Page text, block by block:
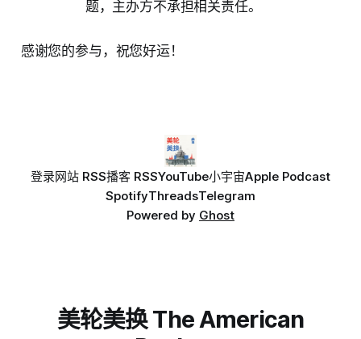
题，主办方不承担相关责任。
感谢您的参与，祝您好运！
登录网站 RSS播客 RSSYouTube小宇宙Apple Podcast
SpotifyThreadsTelegram
Powered by Ghost
美轮美换 The American